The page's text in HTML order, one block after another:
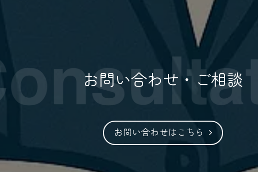
お問い合わせ・ご相談
お問い合わせはこちら